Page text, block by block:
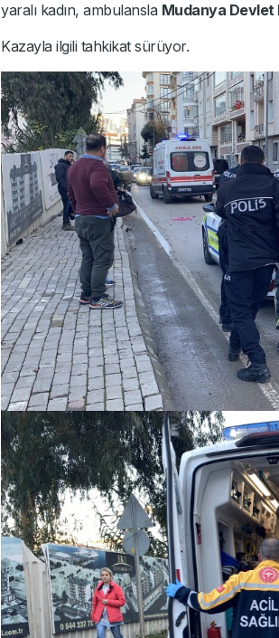
yaralı kadın, ambulansla Mudanya Devlet
Kazayla ilgili tahkikat sürüyor.